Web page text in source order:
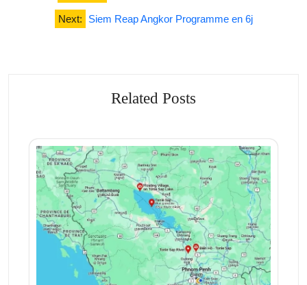
l’articleNext: Siem Reap Angkor Programme en 6j
Related Posts